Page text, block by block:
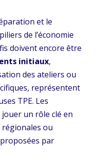
et le
de l’économie
doivent encore être
initiaux,
des ateliers ou
représentent
TPE. Les
un rôle clé en
régionales ou
par